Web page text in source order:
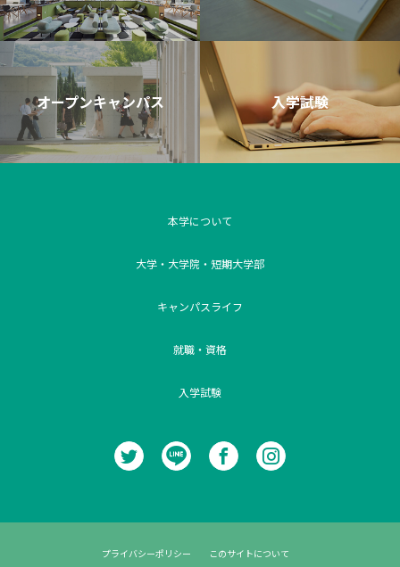
オープンキャンパス 入学試験
本学について
大学・大学院・短期大学部
キャンパスライフ
就職・資格
入学試験
プライバシーポリシー このサイトについて